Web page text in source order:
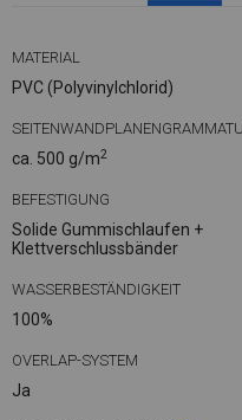
MATERIAL
PVC (Polyvinylchlorid)
ca. 500 g/m2
BEFESTIGUNG
Solide Gummischlaufen +
Klettverschlussbänder
WASSERBESTÄNDIGKEIT
100%
OVERLAP-SYSTEM
Ja